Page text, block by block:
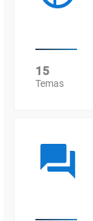
15
Temas